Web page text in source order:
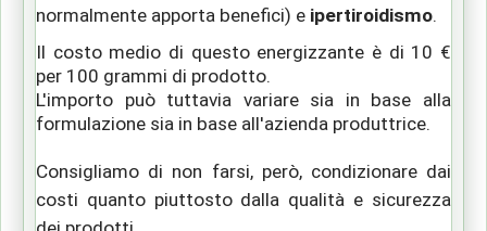
normalmente apporta benefici) e ipertiroidismo.
Il costo medio di questo energizzante è di 10 €
per 100 grammi di prodotto.
L'importo può tuttavia variare sia in base alla
formulazione sia in base all'azienda produttrice.
Consigliamo di non farsi, però, condizionare dai
costi quanto piuttosto dalla qualità e sicurezza